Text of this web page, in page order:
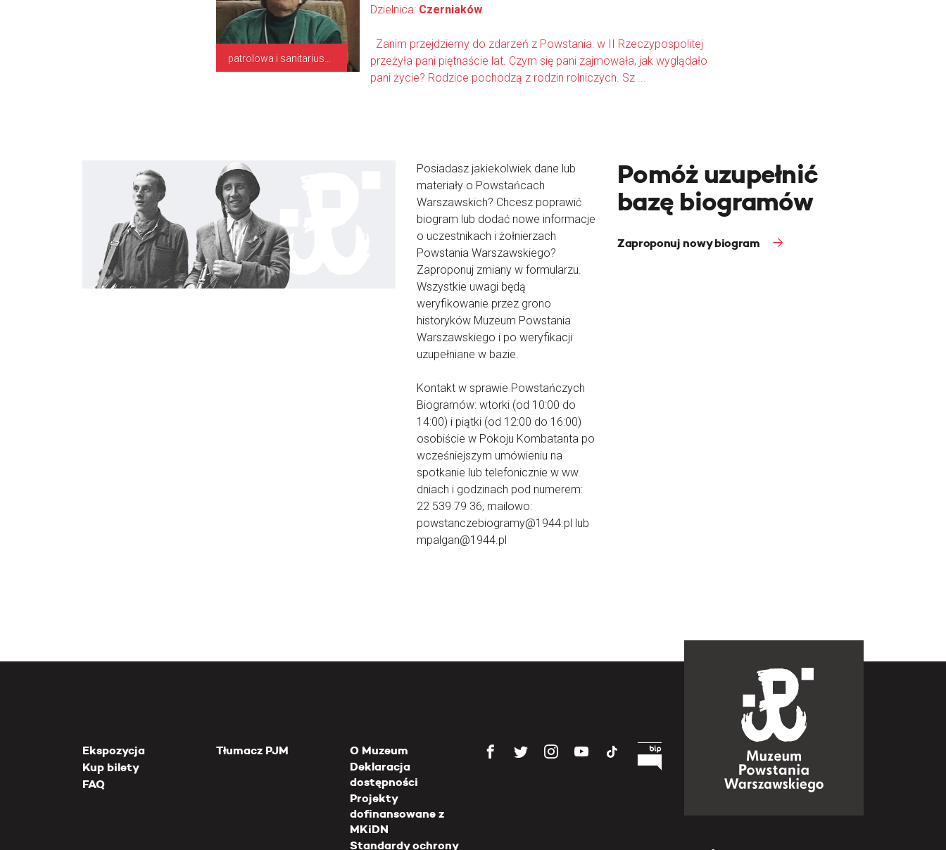
Dzielnica: Czerniaków
Zanim przejdziemy do zdarzeń z Powstania: w II Rzeczypospolitej
przeżyła pani piętnaście lat. Czym się pani zajmowała, jak wyglądało
pani życie? Rodzice pochodzą z rodzin rolniczych. Sz ...
Posiadasz jakiekolwiek dane lub
materiały o Powstańcach
Warszawskich? Chcesz poprawić
biogram lub dodać nowe informacje
o uczestnikach i żołnierzach
Powstania Warszawskiego?
Zaproponuj zmiany w formularzu.
Wszystkie uwagi będą
weryfikowanie przez grono
historyków Muzeum Powstania
Warszawskiego i po weryfikacji
uzupełniane w bazie.
Kontakt w sprawie Powstańczych
Biogramów: wtorki (od 10:00 do
14:00) i piątki (od 12:00 do 16:00)
osobiście w Pokoju Kombatanta po
wcześniejszym umówieniu na
spotkanie lub telefonicznie w ww.
dniach i godzinach pod numerem:
22 539 79 36, mailowo:
powstanczebiogramy@1944.pl lub
mpalgan@1944.pl
Pomóż uzupełnić
bazę biogramów
Zaproponuj nowy biogram
Ekspozycja
Kup bilety
FAQ
Tłumacz PJM
O Muzeum
Deklaracja
dostępności
Projekty
dofinansowane z
MKiDN
Standardy ochrony